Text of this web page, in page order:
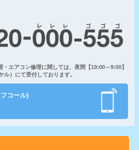
エアコン修理に関しては、夜間【19:00～9:00】
ル）にて受付しております。
コール)